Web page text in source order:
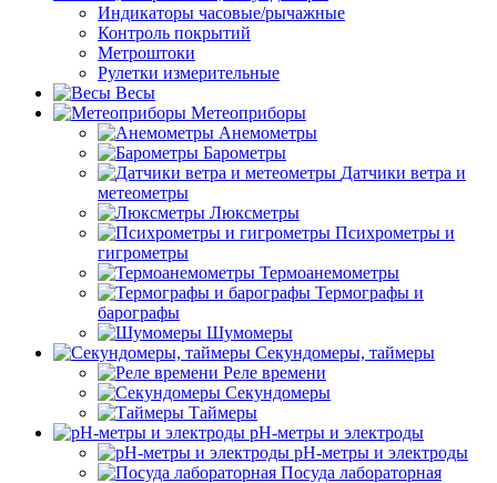
Индикаторы часовые/рычажные
Контроль покрытий
Метроштоки
Рулетки измерительные
Весы
Метеоприборы
Анемометры
Барометры
Датчики ветра и
метеометры
Люксметры
Психрометры и
гигрометры
Термоанемометры
Термографы и
барографы
Шумомеры
Секундомеры, таймеры
Реле времени
Секундомеры
Таймеры
pH-метры и электроды
pH-метры и электроды
Посуда лабораторная